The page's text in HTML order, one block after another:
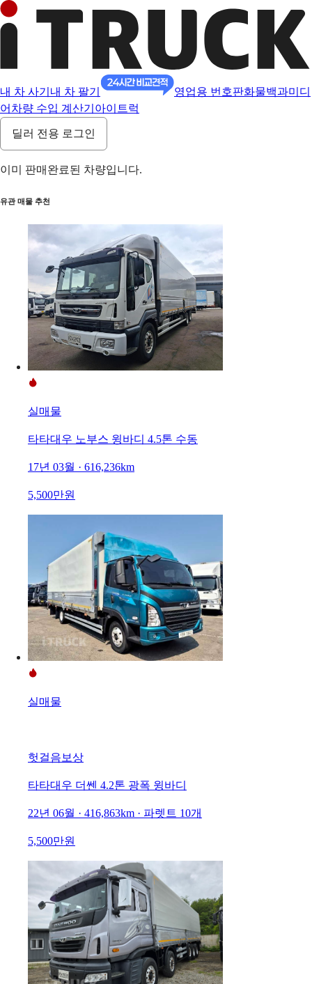
내 차 사기 내 차 팔기 영업용 번호판화물백과미디
어 차량 수입 계산기 아이트럭
딜러 전용 로그인
이미 판매완료된 차량입니다.
유관 매물 추천
실매물
타타대우 노부스 윙바디 4.5톤 수동
17년 03월 · 616,236km
5,500만원
실매물
헛걸음보상
타타대우 더쎈 4.2톤 광폭 윙바디
22년 06월 · 416,863km · 파렛트 10개
5,500만원